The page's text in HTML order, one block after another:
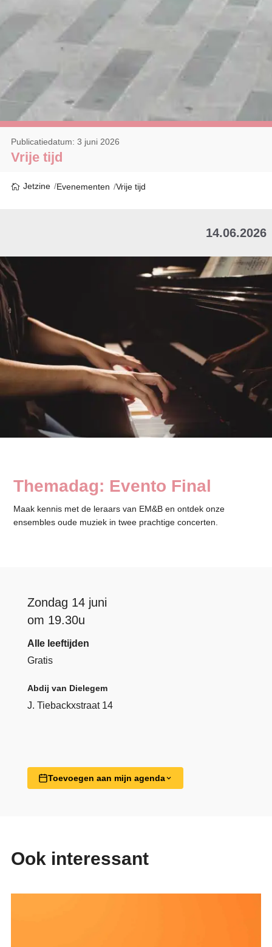
Vrije tijd
Publicatiedatum: 3 juni 2026
Jetzine Evenementen Vrije tijd
14.06.2026
Themadag: Evento Final
Maak kennis met de leraars van EM&B en ontdek onze
ensembles oude muziek in twee prachtige concerten.
Zondag 14 juni
om 19.30u
Alle leeftijden
Gratis
Abdij van Dielegem
J. Tiebackxstraat 14
Toevoegen aan mijn agenda
Ook interessant